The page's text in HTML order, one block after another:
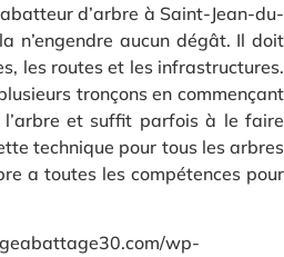
d’arbre à Saint-Jean-du-
n’engendre aucun dégât. Il doit
les routes et les infrastructures.
tronçons en commençant
et suffit parfois à le faire
technique pour tous les arbres
a toutes les compétences pour
wp-